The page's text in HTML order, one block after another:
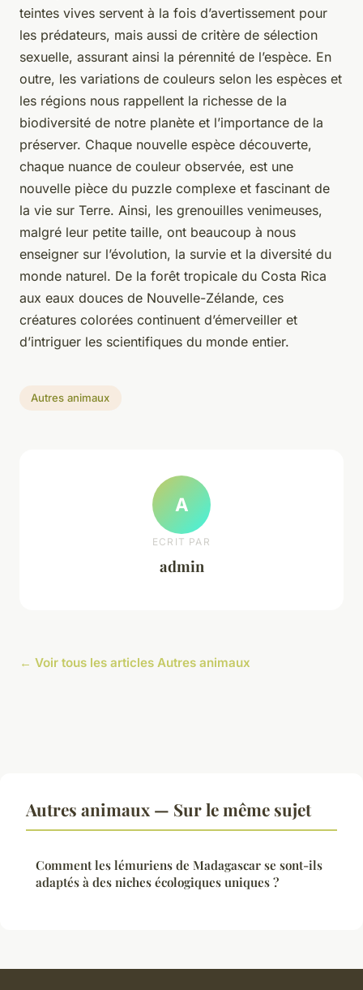
teintes vives servent à la fois d’avertissement pour
les prédateurs, mais aussi de critère de sélection
sexuelle, assurant ainsi la pérennité de l’espèce. En
outre, les variations de couleurs selon les espèces et
les régions nous rappellent la richesse de la
biodiversité de notre planète et l’importance de la
préserver. Chaque nouvelle espèce découverte,
chaque nuance de couleur observée, est une
nouvelle pièce du puzzle complexe et fascinant de
la vie sur Terre. Ainsi, les grenouilles venimeuses,
malgré leur petite taille, ont beaucoup à nous
enseigner sur l’évolution, la survie et la diversité du
monde naturel. De la forêt tropicale du Costa Rica
aux eaux douces de Nouvelle-Zélande, ces
créatures colorées continuent d’émerveiller et
d’intriguer les scientifiques du monde entier.
Autres animaux
A
ECRIT PAR
admin
← Voir tous les articles Autres animaux
Autres animaux — Sur le même sujet
Comment les lémuriens de Madagascar se sont-ils
adaptés à des niches écologiques uniques ?